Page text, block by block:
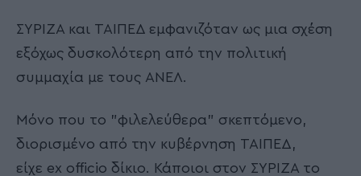
ΣΥΡΙΖΑ και ΤΑΙΠΕΔ εμφανιζόταν ως μια σχέση
εξόχως δυσκολότερη από την πολιτική
συμμαχία με τους ΑΝΕΛ.
Μόνο που το "φιλελεύθερα" σκεπτόμενο,
διορισμένο από την κυβέρνηση ΤΑΙΠΕΔ,
είχε ex officio δίκιο. Κάποιοι στον ΣΥΡΙΖΑ το